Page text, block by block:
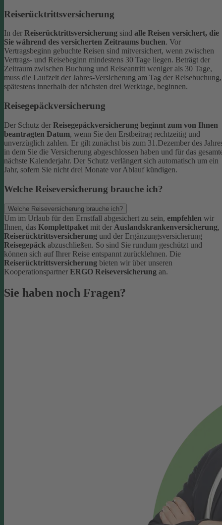
Reiserücktrittsversicherung
In der Reiserücktrittsversicherung sind alle Reisen versichert, die
Sie während des versicherten Zeitraums buchen. Vor
Vertragsbeginn gebuchte Reisen sind mitversichert, wenn zwischen
Vertrags- und Reisebeginn mindestens 30 Tage liegen. Beträgt der
Zeitraum zwischen Buchung und Reiseantritt weniger als 30 Tage,
muss die Laufzeit der Jahres-Versicherung am Tag der Reisebuchung,
spätestens innerhalb der nächsten drei Werktage, beginnen.
Reisegepäckversicherung
Der Schutz der Reisegepäckversicherung beginnt zum von Ihnen
beantragten Datum, wenn Sie den Erstbeitrag rechtzeitig und
unverzüglich zahlen. Er gilt zunächst bis zum 31.Dezember des
in dem Sie die Versicherung abgeschlossen haben und für das
nächste Kalenderjahr. Der Schutz verlängert sich automatisch um ein
Jahr, sofern Sie nicht drei Monate vor Ablauf kündigen.
Welche Reiseversicherung brauche ich?
Welche Reiseversicherung brauche ich?
Um im Urlaub für den Ernstfall abgesichert zu sein, empfehlen wir
Ihnen, das Komplettpaket mit der Auslandskrankenversicherung,
Reiserücktrittsversicherung und der Ergänzungsversicherung
Reisegepäck abzuschließen. So sind Sie rundum geschützt und
können sich auf Ihrer Reise entspannt zurücklehnen. Die
Reiserücktrittsversicherung bieten wir über unseren
Kooperationspartner ERGO Reiseversicherung an.
Sie haben noch Fragen?